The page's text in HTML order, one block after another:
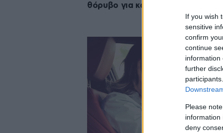
If you wish
sensitive
confirm
continue
information
further
Please
information
deny
θόρυβο για καλύτερο ύπνο